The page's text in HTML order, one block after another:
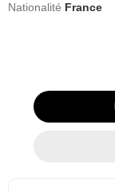
Nationalité France